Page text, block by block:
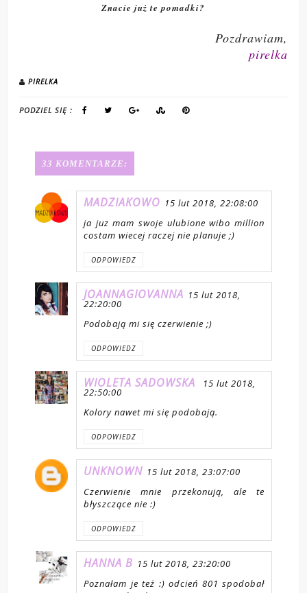
Znacie już te pomadki?
Pozdrawiam,
pirelka
PIRELKA
PODZIEL SIĘ :
33 KOMENTARZE:
MADZIAKOWO 15 lut 2018, 22:08:00
ja juz mam swoje ulubione wibo million
costam wiecej raczej nie planuje ;)
ODPOWIEDZ
JOANNAGIOVANNA 15 lut 2018,
22:20:00
Podobają mi się czerwienie ;)
ODPOWIEDZ
WIOLETA SADOWSKA 15 lut 2018,
22:50:00
Kolory nawet mi się podobają.
ODPOWIEDZ
UNKNOWN 15 lut 2018, 23:07:00
Czerwienie mnie przekonują, ale te
błyszczące nie :)
ODPOWIEDZ
HANNA B 15 lut 2018, 23:20:00
Poznałam je też :) odcień 801 spodobał